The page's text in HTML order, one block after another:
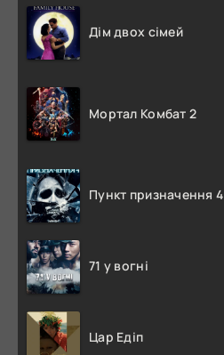
Дім двох сімей
Мортал Комбат 2
Пункт призначення 4
71 у вогні
Цар Едіп